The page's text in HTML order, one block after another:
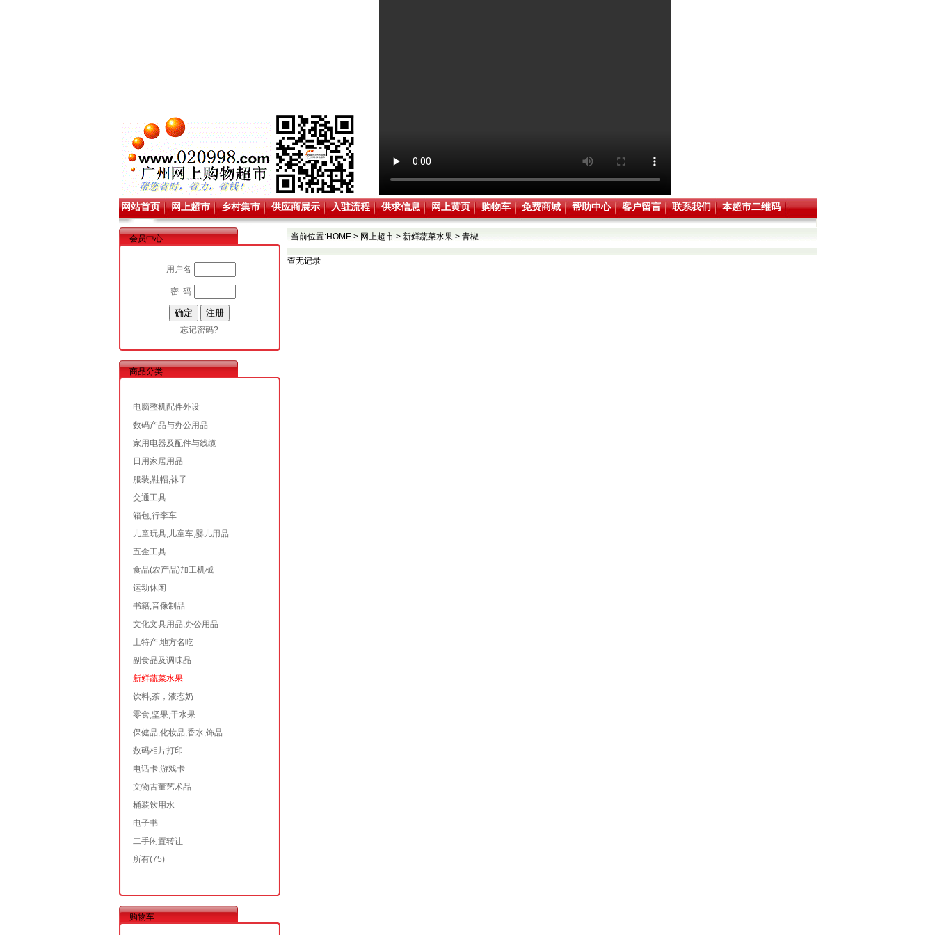
网站首页 网上超市 乡村集市 供应商展示 入驻流程 供求信息 网上黄页 购物车 免费商城 帮助中心 客户留言 联系我们 本超市二维码
会员中心
用户名
密 码
忘记密码?
商品分类
电脑整机配件外设
数码产品与办公用品
家用电器及配件与线缆
日用家居用品
服装,鞋帽,袜子
交通工具
箱包,行李车
儿童玩具,儿童车,婴儿用品
五金工具
食品(农产品)加工机械
运动休闲
书籍,音像制品
文化文具用品,办公用品
土特产,地方名吃
副食品及调味品
新鲜蔬菜水果
饮料,茶，液态奶
零食,坚果,干水果
保健品,化妆品,香水,饰品
数码相片打印
电话卡,游戏卡
文物古董艺术品
桶装饮用水
电子书
二手闲置转让
所有(75)
购物车
当前位置:HOME> 网上超市> 新鲜蔬菜水果> 青椒
查无记录